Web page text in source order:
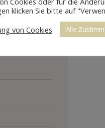
klicken Sie bitte auf
von Cookies
Alle